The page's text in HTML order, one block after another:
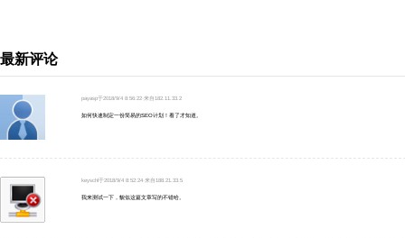
最新评论
payasp于2018/9/4 8:56:22·来自182.11.33.2
如何快速制定一份简易的SEO计划！看了才知道。
keyschl于2018/9/4 8:52:24·来自188.21.33.5
我来测试一下，貌似这篇文章写的不错哈。